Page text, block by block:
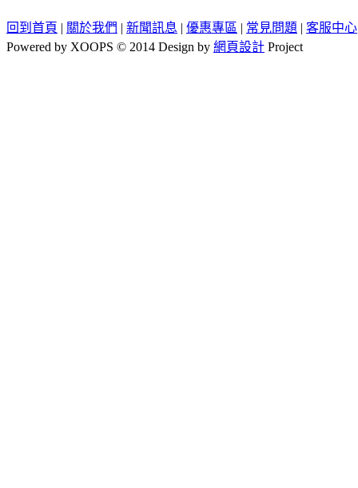
回到首頁 | 關於我們 | 新聞訊息 | 優惠專區 | 常見問題 | 客服中心
Powered by XOOPS © 2014 Design by 網頁設計 Project